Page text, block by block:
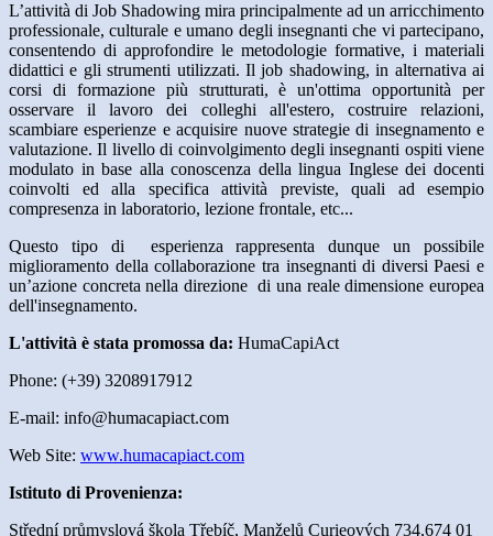
L’attività di Job Shadowing mira principalmente ad un arricchimento
professionale, culturale e umano degli insegnanti che vi partecipano,
consentendo di approfondire le metodologie formative, i materiali
didattici e gli strumenti utilizzati. Il job shadowing, in alternativa ai
corsi di formazione più strutturati, è un'ottima opportunità per
osservare il lavoro dei colleghi all'estero, costruire relazioni,
scambiare esperienze e acquisire nuove strategie di insegnamento e
valutazione. Il livello di coinvolgimento degli insegnanti ospiti viene
modulato in base alla conoscenza della lingua Inglese dei docenti
coinvolti ed alla specifica attività previste, quali ad esempio
compresenza in laboratorio, lezione frontale, etc...
Questo tipo di esperienza rappresenta dunque un possibile
miglioramento della collaborazione tra insegnanti di diversi Paesi e
un’azione concreta nella direzione di una reale dimensione europea
dell'insegnamento.
L'attività è stata promossa da: HumaCapiAct
Phone: (+39) 3208917912
E-mail: info@humacapiact.com
Web Site: www.humacapiact.com
Istituto di Provenienza:
Střední průmyslová škola Třebíč, Manželů Curieových 734,674 01